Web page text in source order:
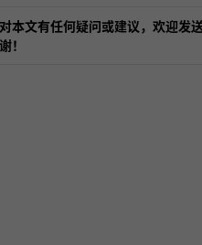
本文有任何疑问或建议，欢迎发
！